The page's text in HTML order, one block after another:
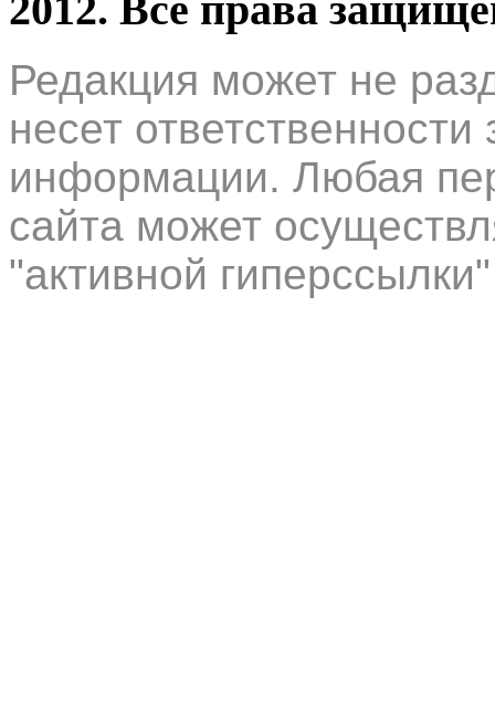
Редакция может не
несет
информации. Любая
сайта может
"активной